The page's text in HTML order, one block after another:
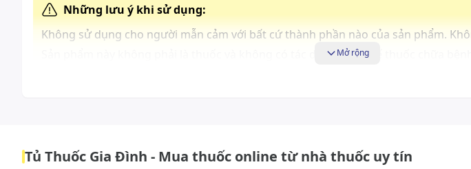
Những lưu ý khi sử dụng:
Không sử dụng cho người mẫn cảm với bất cứ thành phần nào của sản phẩm.
Sản phẩm này không phải là thuốc và không có tác dụng thay thế thuốc chữa bệnh.
Mở rộng
Tủ Thuốc Gia Đình - Mua thuốc online từ nhà thuốc uy tín